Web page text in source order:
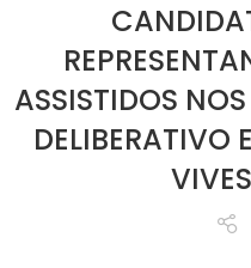
ASSISTIDOS
DELIBERATIVO